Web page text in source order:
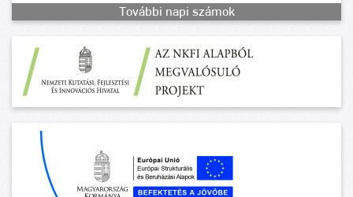
További napi számok